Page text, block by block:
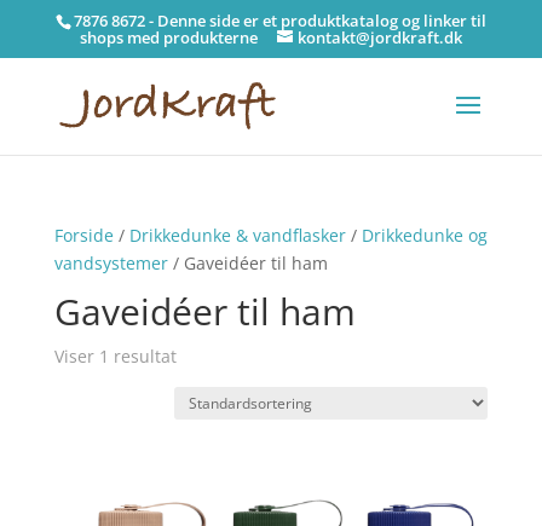
7876 8672 - Denne side er et produktkatalog og linker til
shops med produkterne kontakt@jordkraft.dk
Forside/ Drikkedunke & vandflasker/ Drikkedunke og
vandsystemer/ Gaveidéer til ham
Gaveidéer til ham
Viser 1 resultat